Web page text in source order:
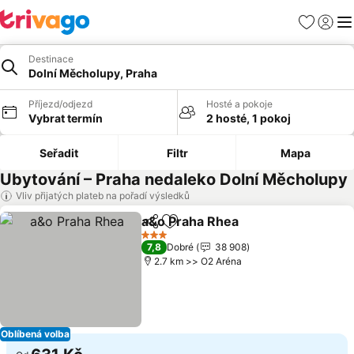
Oblíbené
Destinace
Dolní Měcholupy, Praha
Příjezd/odjezd
Vybrat termín
Hosté a pokoje
2 hosté, 1 pokoj
Seřadit Filtr Mapa
Ubytování – Praha nedaleko Dolní Měcholupy
Vliv přijatých plateb na pořadí výsledků
Oblíbená volba
SdíletPřidat na seznam oblíbených
a&o Praha Rhea
3 Počet hvězdiček
7,8 Dobré
38 908
2.7 km >> O2 Aréna